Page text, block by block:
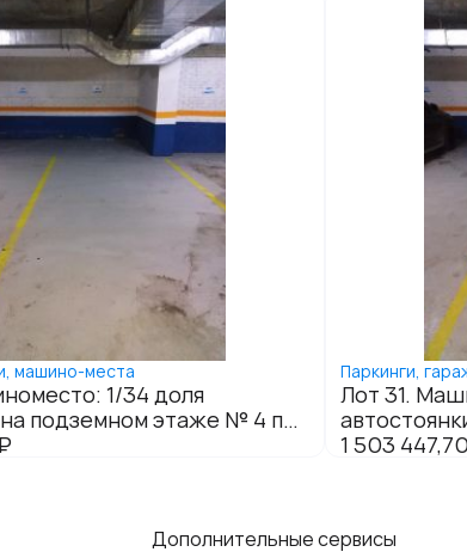
Дополнительные сервисы